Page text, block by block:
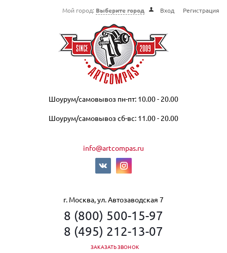
Мой город: Выберите город Вход Регистрация
Шоурум/самовывоз пн-пт: 10.00 - 20.00
Шоурум/самовывоз сб-вс: 11.00 - 20.00
info@artcompas.ru
г. Москва, ул. Автозаводская 7
8 (800) 500-15-97
8 (495) 212-13-07
ЗАКАЗАТЬ ЗВОНОК